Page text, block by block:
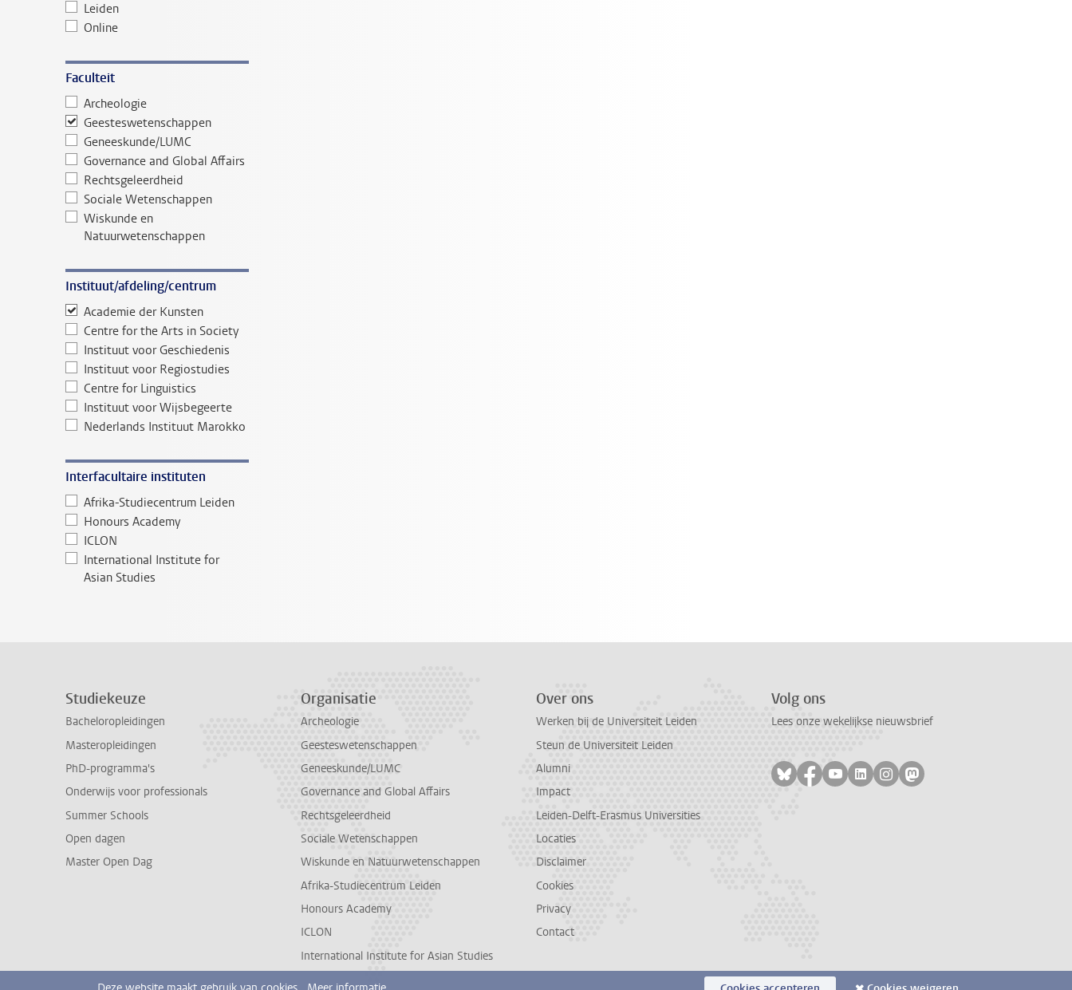
Leiden
Online
Faculteit
Archeologie
Geesteswetenschappen
Geneeskunde/LUMC
Governance and Global Affairs
Rechtsgeleerdheid
Sociale Wetenschappen
Wiskunde en
Natuurwetenschappen
Instituut/afdeling/centrum
Academie der Kunsten
Centre for the Arts in Society
Instituut voor Geschiedenis
Instituut voor Regiostudies
Centre for Linguistics
Instituut voor Wijsbegeerte
Nederlands Instituut Marokko
Interfacultaire instituten
Afrika-Studiecentrum Leiden
Honours Academy
ICLON
International Institute for
Asian Studies
Studiekeuze
Bacheloropleidingen
Masteropleidingen
PhD-programma's
Onderwijs voor professionals
Summer Schools
Open dagen
Master Open Dag
Organisatie
Archeologie
Geesteswetenschappen
Geneeskunde/LUMC
Governance and Global Affairs
Rechtsgeleerdheid
Sociale Wetenschappen
Wiskunde en Natuurwetenschappen
Afrika-Studiecentrum Leiden
Honours Academy
ICLON
International Institute for Asian Studies
Over ons
Werken bij de Universiteit Leiden
Steun de Universiteit Leiden
Alumni
Impact
Leiden-Delft-Erasmus Universities
Locaties
Disclaimer
Cookies
Privacy
Contact
Volg ons
Lees onze wekelijkse nieuwsbrief
Volg ons op bluesky
Volg ons op facebook
Volg ons op youtube
Volg ons op linkedin
Volg ons op instagram
Volg ons op mastodon